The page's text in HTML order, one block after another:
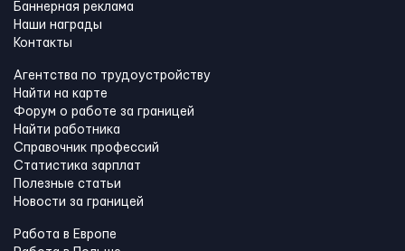
Баннерная реклама
Наши награды
Контакты
Агентства по трудоустройству
Найти на карте
Форум о работе за границей
Найти работника
Справочник профессий
Статистика зарплат
Полезные статьи
Новости за границей
Работа в Европе